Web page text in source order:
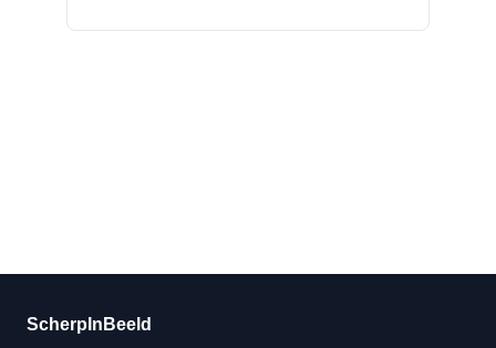
ScherpInBeeld